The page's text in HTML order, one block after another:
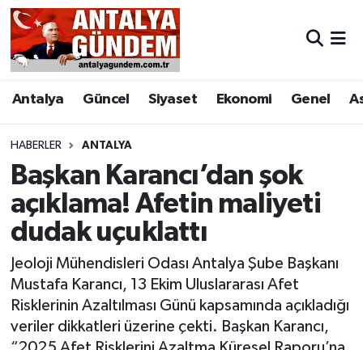
Antalya Güncel Siyaset Ekonomi Genel
HABERLER ANTALYA
Başkan Karancı’dan şok
açıklama! Afetin maliyeti
dudak uçuklattı
Jeoloji Mühendisleri Odası Antalya Şube Başkanı
Mustafa Karancı, 13 Ekim Uluslararası Afet
Risklerinin Azaltılması Günü kapsamında açıkladığı
veriler dikkatleri üzerine çekti. Başkan Karancı,
Antalya
Asayiş
Bilim & Teknoloji
Bölge
EĞİTİM
Ekonomi
Genel
Antalya Nöbetçi Eczaneler
Antalya Hava Durumu
Antalya Namaz Vakitleri
Antalya Trafik Yoğunluk Haritası
Süper Lig Puan Durumu ve Fikstür
Tüm Manşetler
Son Dakika Haberleri